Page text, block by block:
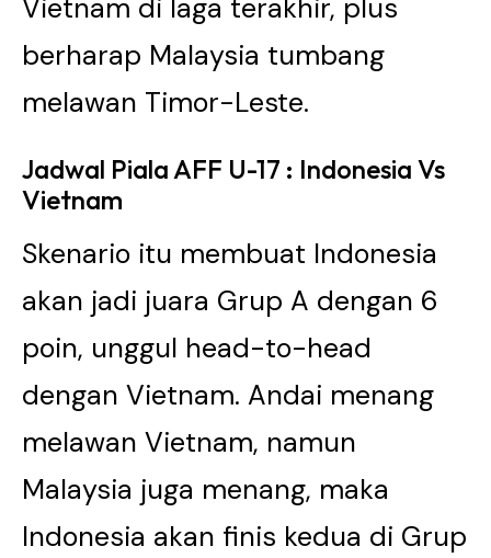
Vietnam di laga terakhir, plus
berharap Malaysia tumbang
melawan Timor-Leste.
Jadwal Piala AFF U-17 : Indonesia Vs
Vietnam
Skenario itu membuat Indonesia
akan jadi juara Grup A dengan 6
poin, unggul head-to-head
dengan Vietnam. Andai menang
melawan Vietnam, namun
Malaysia juga menang, maka
Indonesia akan finis kedua di Grup